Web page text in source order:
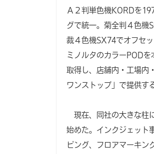
Ａ２判単色機KORDを
グで統一。菊全判４色
裁４色機SX74でオフセ
ミノルタのカラーPOD
取得し、店舗内・工場内
ワンストップ」で提供す
現在、同社の大きな柱
始めた。インクジェット
ピング、フロアマーキン